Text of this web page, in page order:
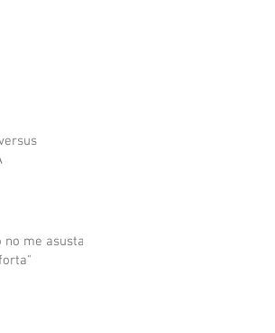
me asusta,